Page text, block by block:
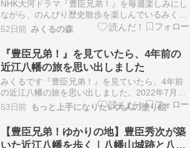
NHK大河ドラマ『豊臣兄弟！』を毎週楽しみにし
ながら、のんびり歴史散歩を楽しんでいるみくる
です。 滋賀県近江八幡市のシンボルともいえる八
幡山。その山頂には、豊臣秀吉の甥であり、秀長
の養子にもなった豊臣秀次が築いた「八幡山城跡
（はちまんやまじょうせき）」が残されていま
す。 今回は…
52日前 みくるの森
『豊臣兄弟！』を見ていたら、4年前の
近江八幡の旅を思い出しました
みくるです『豊臣兄弟！』を見ていたら、4年前
の近江八幡の旅を思い出しました。2022年7月、
誕生日に滋賀県の近江八幡へ連れて行ってもらっ
た素敵な旅でした八幡堀の町並みを歩いて、ロー
プウェーで八幡山へ。瑞龍寺や日牟禮八幡宮にも
お詣りして、最後はラ コリーナへ。当時は「豊臣
53日前 もっと上手になりたい大人の塗り絵
【豊臣兄弟！ゆかりの地】豊臣秀次が築
いた近江八幡を歩く｜八幡山城跡と八幡